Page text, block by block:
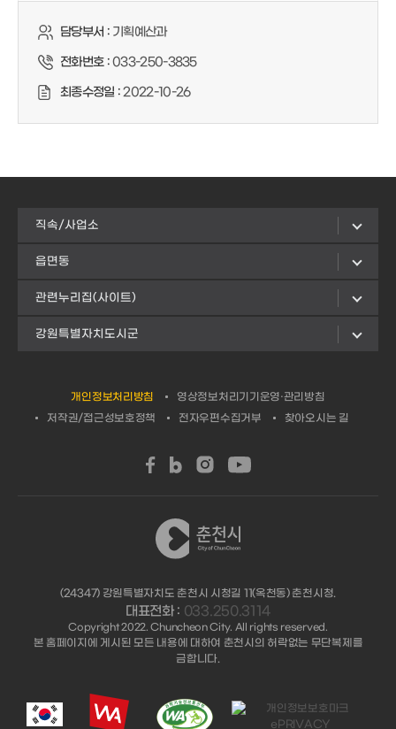
담당부서 :기획예산과
전화번호 :033-250-3835
최종수정일 :2022-10-26
직속/사업소
읍면동
관련누리집(사이트)
강원특별자치도시군
개인정보처리방침
영상정보처리기기운영·관리방침
저작권/접근성보호정책
전자우편수집거부 찾아오시는 길
(24347) 강원특별자치도 춘천시 시청길 11(옥천동) 춘천시청.
대표전화 : 033.250.3114
Copyright 2022. Chuncheon City. All rights reserved.
본 홈페이지에 게시된 모든 내용에 대하여 춘천시의 허락없는 무단복제를
금합니다.